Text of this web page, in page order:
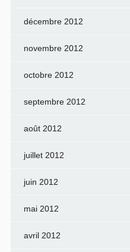
décembre 2012
novembre 2012
octobre 2012
septembre 2012
août 2012
juillet 2012
juin 2012
mai 2012
avril 2012